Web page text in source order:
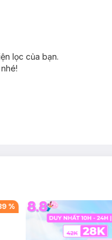
lọc của bạn.
%